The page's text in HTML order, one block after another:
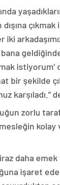
dışına
iki
istiyorum’
bir şekilde
karşıladı.”
zorlu
kolay
daha
işaret